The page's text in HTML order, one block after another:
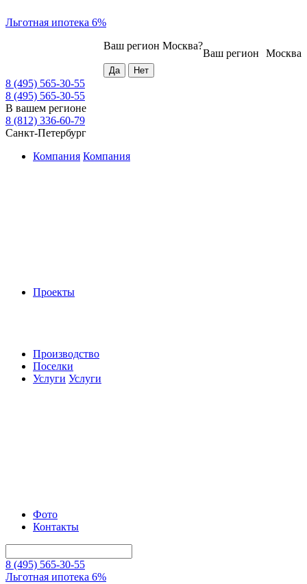
Льготная ипотека 6%
Москва
Ваш регион
Ваш регион Москва?
8 (495) 565-30-55
8 (495) 565-30-55
В вашем регионе
8 (812) 336-60-79
Санкт-Петербург
Компания Компания
Проекты
Производство
Поселки
Услуги Услуги
Фото
Контакты
8 (495) 565-30-55
Льготная ипотека 6%